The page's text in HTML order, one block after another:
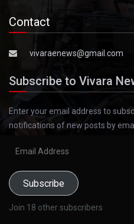
Contact
vivaraenews@gmail.com
Subscribe to Vivara
Enter your email address to
notifications of new posts by
Subscribe
Join 18 other subscribers